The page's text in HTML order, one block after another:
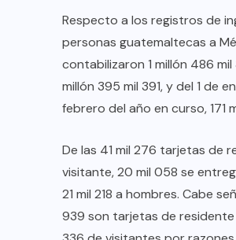
Respecto a los registros de
personas guatemaltecas a
contabilizaron 1 millón 486 mil
millón 395 mil 391, y del 1 de
febrero del año en curso, 171
De las 41 mil 276 tarjetas de
visitante, 20 mil 058 se
21 mil 218 a hombres. Cabe
939 son tarjetas de residente